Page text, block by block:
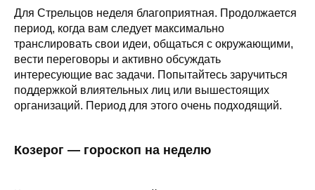
Для Стрельцов неделя благоприятная. Продолжается
период, когда вам следует максимально
транслировать свои идеи, общаться с окружающими,
вести переговоры и активно обсуждать
интересующие вас задачи. Попытайтесь заручиться
поддержкой влиятельных лиц или вышестоящих
организаций. Период для этого очень подходящий.
Козерог — гороскоп на неделю